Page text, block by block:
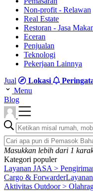
Non-profit - Relawan
Real Estate
Restoran - Jasa
Eceran
Penjualan
Teknologi
Pekerjaan Lainnya
Jual
Lokasi
Menu
Blog
Masukkan lebih dari 1
Kategori populer
Layanan JASA >
Cargo & Forwarder
Aktivitas Outdoor >